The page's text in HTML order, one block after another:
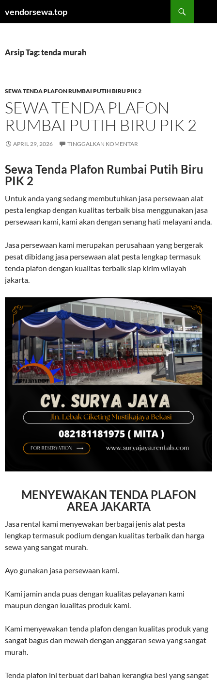
kevendorsewa.top
Arsip Tag: tenda murah
SEWA TENDA PLAFON RUMBAI PUTIH BIRU PIK 2
SEWA TENDA PLAFON
RUMBAI PUTIH BIRU PIK 2
APRIL 29, 2026 TINGGALKAN KOMENTAR
Sewa Tenda Plafon Rumbai Putih Biru
PIK 2
Untuk anda yang sedang membutuhkan jasa persewaan alat
pesta lengkap dengan kualitas terbaik bisa menggunakan jasa
persewaan kami, kami akan dengan senang hati melayani anda.
Jasa persewaan kami merupakan perusahaan yang bergerak
pesat dibidang jasa persewaan alat pesta lengkap termasuk
tenda plafon dengan kualitas terbaik siap kirim wilayah
jakarta.
MENYEWAKAN TENDA PLAFON
AREA JAKARTA
Jasa rental kami menyewakan berbagai jenis alat pesta
lengkap termasuk podium dengan kualitas terbaik dan harga
sewa yang sangat murah.
Ayo gunakan jasa persewaan kami.
Kami jamin anda puas dengan kualitas pelayanan kami
maupun dengan kualitas produk kami.
Kami menyewakan tenda plafon dengan kualitas produk yang
sangat bagus dan mewah dengan anggaran sewa yang sangat
murah.
Tenda plafon ini terbuat dari bahan kerangka besi yang sangat